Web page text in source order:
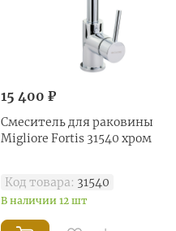
15 400 ₽
Смеситель для раковины
Migliore Fortis 31540 хром
Код товара: 31540
В наличии 12 шт